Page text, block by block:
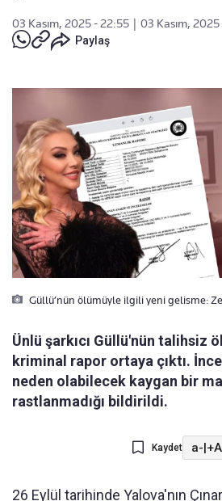
03 Kasım, 2025 - 22:55
03 Kasım,
Paylaş
Güllü’nün ölümüyle ilgili yeni gelisme:
Ünlü şarkıcı Güllü'nün talihsiz
kriminal rapor ortaya çıktı.
neden olabilecek kaygan bir
rastlanmadığı bildirildi.
Kaydet a-|+A
26 Eylül tarihinde Yalova'nın